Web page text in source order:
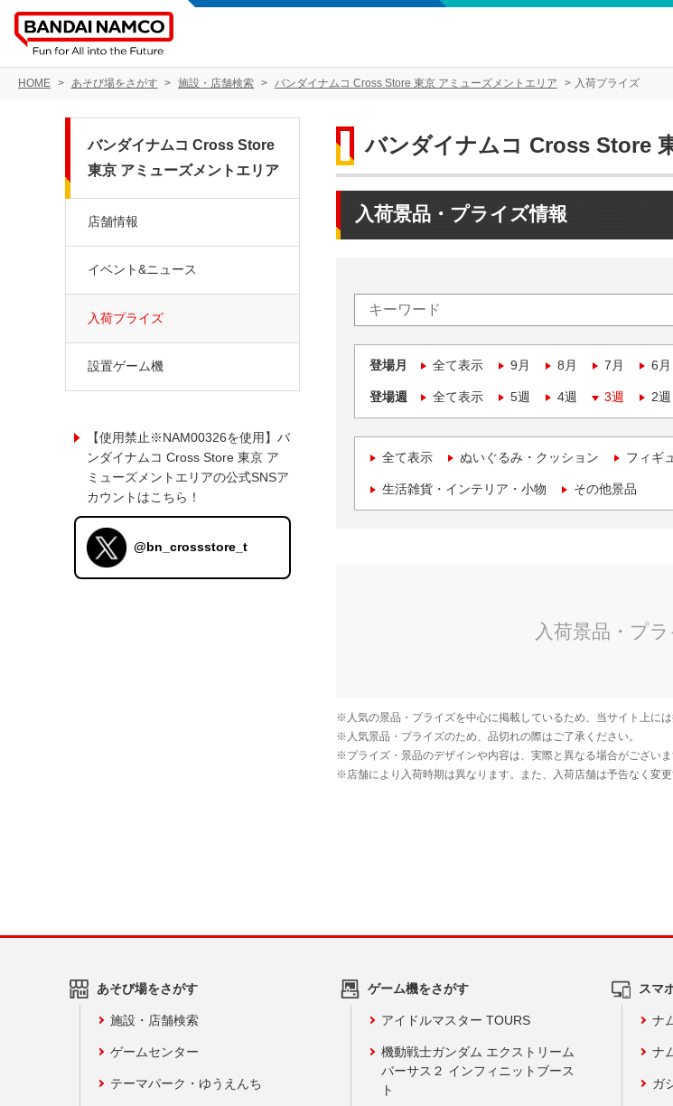
HOME あそび場をさがす 施設・店舗検索 バンダイナムコ Cross Store 東京 アミューズメントエリア 入荷プライズ
バンダイナムコ Cross Store
入荷景品・プライズ情報
登場月 全て表示 9月 8月 7月 6月
登場週 全て表示 5週 4週 3週 2週
全て表示 ぬいぐるみ・クッション フィギ
生活雑貨・インテリア・小物 その他景品
バンダイナムコ Cross Store
東京 アミューズメントエリア
店舗情報
イベント&ニュース
入荷プライズ
設置ゲーム機
【使用禁止※NAM00326を使用】バ
ンダイナムコ Cross Store 東京 ア
ミューズメントエリアの公式SNSア
カウントはこちら！
@bn_crossstore_t
あそび場をさがす
施設・店舗検索
ゲームセンター
テーマパーク・ゆうえんち
ゲーム機をさがす
アイドルマスター TOURS
機動戦士ガンダム エクストリーム
バーサス２ インフィニットブース
ト
スマ
ナ
ナ
ガ